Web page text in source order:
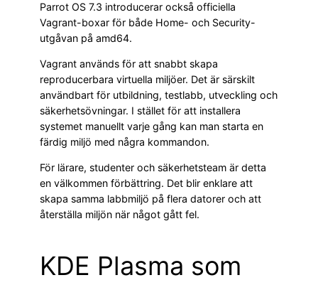
Parrot OS 7.3 introducerar också officiella
Vagrant-boxar för både Home- och Security-
utgåvan på amd64.
Vagrant används för att snabbt skapa
reproducerbara virtuella miljöer. Det är särskilt
användbart för utbildning, testlabb, utveckling och
säkerhetsövningar. I stället för att installera
systemet manuellt varje gång kan man starta en
färdig miljö med några kommandon.
För lärare, studenter och säkerhetsteam är detta
en välkommen förbättring. Det blir enklare att
skapa samma labbmiljö på flera datorer och att
återställa miljön när något gått fel.
KDE Plasma som